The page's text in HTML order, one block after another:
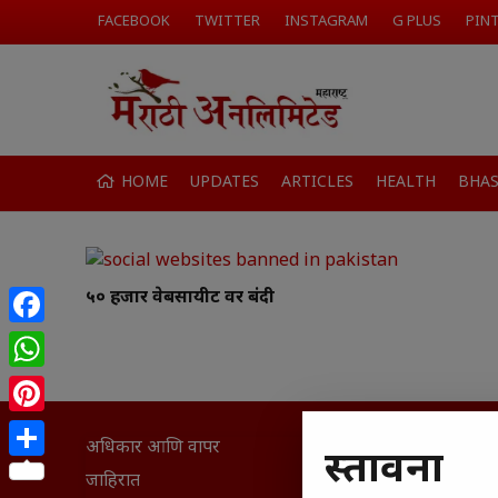
FACEBOOK TWITTER INSTAGRAM G PLUS
HOME UPDATES ARTICLES HEALTH
५० हजार वेबसायीट वर बंदी
अधिकार आणि वापर
जाहिरात
सामान्य
घरी
Facebook
WhatsApp
Pinterest
Share
प्रस्तावना